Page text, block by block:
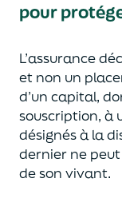
pour
L’assurance
et non un
d’un capital,
souscription, à
désignés à la
dernier ne
de son vivant.